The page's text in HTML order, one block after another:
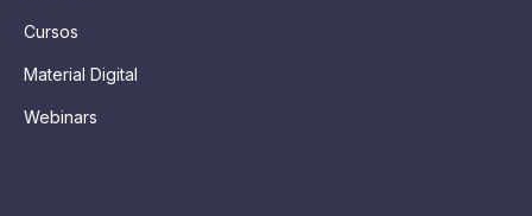
Cursos
Material Digital
Webinars